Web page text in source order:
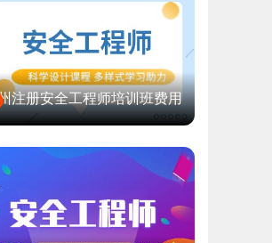
注册安全工程师培训班费用